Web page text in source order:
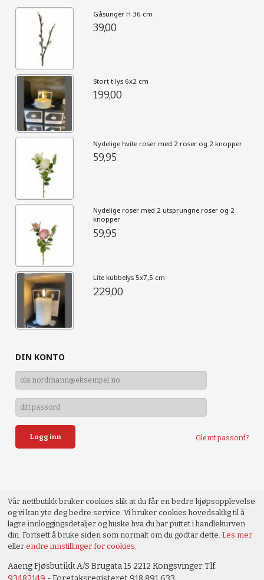
Gåsunger H 36 cm
39,00
Stort t lys 6x2 cm
199,00
Nydelige hvite roser med 2 roser og 2 knopper
59,95
Nydelige roser med 2 utsprungne roser og 2
knopper
59,95
Lite kubbelys 5x7,5 cm
229,00
DIN KONTO
Glemt passord?
Vår nettbutikk bruker cookies slik at du får en bedre kjøpsopplevelse
og vi kan yte deg bedre service. Vi bruker cookies hovedsaklig til å
lagre innloggingsdetaljer og huske hva du har puttet i handlekurven
din. Fortsett å bruke siden som normalt om du godtar dette.Les mer
ellerendre innstillinger for cookies.
Aaeng Fjøsbutikk A/S Brugata 15 2212 Kongsvinger Tlf.